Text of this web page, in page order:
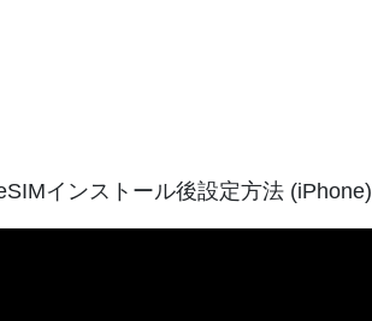
インストール後設定方法 (iPhone)